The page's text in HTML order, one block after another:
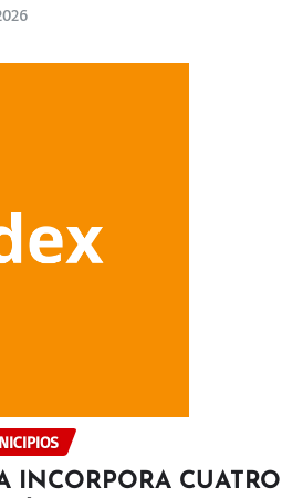
INCORPORA CUATRO